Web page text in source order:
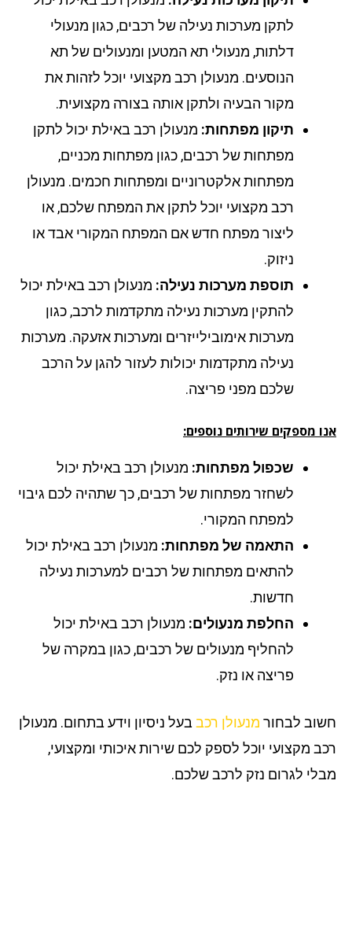
לתקן מערכות נעילה של רכבים, כגון מנעולי
דלתות, מנעולי תא המטען ומנעולים של תא
הנוסעים. מנעולן רכב מקצועי יוכל לזהות את
מקור הבעיה ולתקן אותה בצורה מקצועית.
תיקון מפתחות:מנעולן רכב באילת יכול לתקן
מפתחות של רכבים, כגון מפתחות מכניים,
מפתחות אלקטרוניים ומפתחות חכמים. מנעולן
רכב מקצועי יוכל לתקן את המפתח שלכם, או
ליצור מפתח חדש אם המפתח המקורי אבד או
ניזוק.
תוספת מערכות נעילה:מנעולן רכב באילת יכול
להתקין מערכות נעילה מתקדמות לרכב, כגון
מערכות אימובילייזרים ומערכות אזעקה. מערכות
נעילה מתקדמות יכולות לעזור להגן על הרכב
שלכם מפני פריצה.
מספקים שירותים נוספים:
שכפול מפתחות:מנעולן רכב באילת יכול
לשחזר מפתחות של רכבים, כך שתהיה לכם גיבוי
למפתח המקורי.
התאמה של מפתחות:מנעולן רכב באילת יכול
להתאים מפתחות של רכבים למערכות נעילה
חדשות.
החלפת מנעולים:מנעולן רכב באילת יכול
להחליף מנעולים של רכבים, כגון במקרה של
פריצה או נזק.
לבחורמנעולן רכבבעל ניסיון וידע בתחום. מנעולן
מקצועי יוכל לספק לכם שירות איכותי ומקצועי,
לגרום נזק לרכב שלכם.